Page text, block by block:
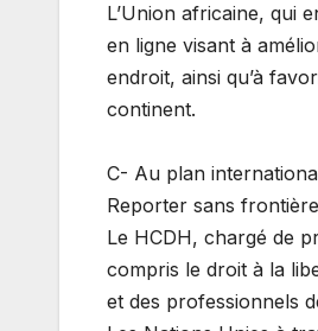
L’Union africaine, qui
en ligne visant à
endroit, ainsi qu’à
continent.
C- Au plan
Reporter sans
Le HCDH, chargé de
compris le droit à la
et des professionnels